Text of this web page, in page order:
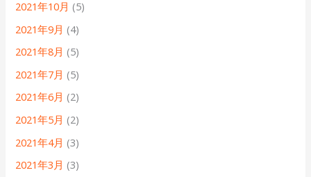
2021年10月 (5)
2021年9月 (4)
2021年8月 (5)
2021年7月 (5)
2021年6月 (2)
2021年5月 (2)
2021年4月 (3)
2021年3月 (3)